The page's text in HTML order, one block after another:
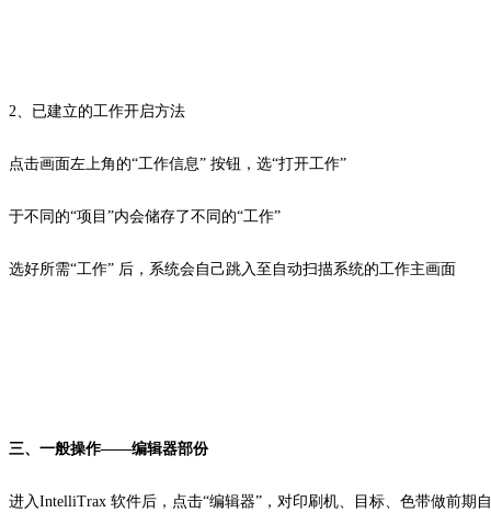
2、已建立的工作开启方法
点击画面左上角的“工作信息” 按钮，选“打开工作”
于不同的“项目”内会储存了不同的“工作”
选好所需“工作” 后，系统会自己跳入至自动扫描系统的工作主画面
三、一般操作——编辑器部份
进入IntelliTrax 软件后，点击“编辑器”，对印刷机、目标、色带做前期